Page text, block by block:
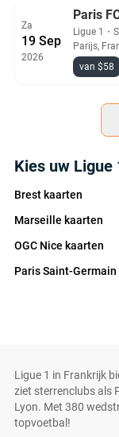
Za
19 Sep
2026
Paris
Ligue 1 ・
Parijs,
van $58
Kies uw Ligue
Brest kaarten
Marseille kaarten
OGC Nice kaarten
Ligue 1 in Frankrijk
ziet sterrenclubs als
Lyon. Met 380
topvoetbal!